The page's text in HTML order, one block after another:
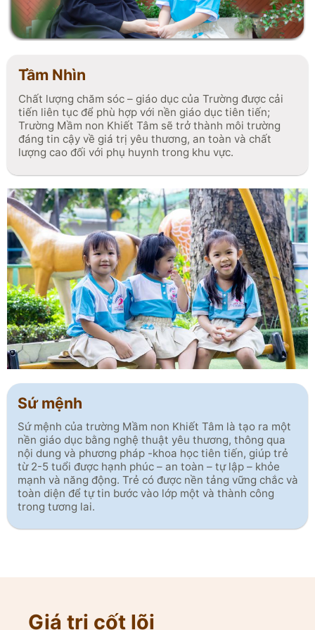
đa tiềm năng của trẻ.
Tầm Nhìn
Chất lượng chăm sóc – giáo dục của Trường được cải
tiến liên tục để phù hợp với nền giáo dục tiên tiến;
Trường Mầm non Khiết Tâm sẽ trở thành môi trường
đáng tin cậy về giá trị yêu thương, an toàn và chất
lượng cao đối với phụ huynh trong khu vực.
Sứ mệnh
Sứ mệnh của trường Mầm non Khiết Tâm là tạo ra một
nền giáo dục bằng nghệ thuật yêu thương, thông qua
nội dung và phương pháp -khoa học tiên tiến, giúp trẻ
từ 2-5 tuổi được hạnh phúc – an toàn – tự lập – khỏe
mạnh và năng động. Trẻ có được nền tảng vững chắc và
toàn diện để tự tin bước vào lớp một và thành công
trong tương lai.
Giá trị cốt lõi